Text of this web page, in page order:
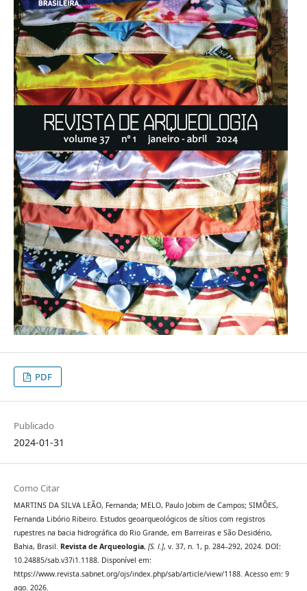
PDF
Publicado
2024-01-31
Como Citar
MARTINS DA SILVA LEÃO, Fernanda; MELO, Paulo Jobim de Campos; SIMÕES,
Fernanda Libório Ribeiro. Estudos geoarqueológicos de sítios com registros
rupestres na bacia hidrográfica do Rio Grande, em Barreiras e São Desidério,
Bahia, Brasil. Revista de Arqueologia, [S. l.], v. 37, n. 1, p. 284–292, 2024. DOI:
10.24885/sab.v37i1.1188. Disponível em:
https://www.revista.sabnet.org/ojs/index.php/sab/article/view/1188. Acesso em: 9
ago. 2026.